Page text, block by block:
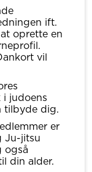
ift.
oprette en
vil
judoens
tilbyde dig.
er
Ju-jitsu
også
din alder.